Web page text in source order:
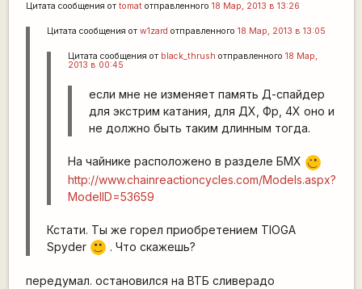
Цитата сообщения от tomatотправленного 18 Мар, 2013 в 13:26
Цитата сообщения от w1zard отправленного 18 Мар, 2013 в 13:05
Цитата сообщения от black_thrush отправленного 18 Мар,
2013 в 00:45
если мне не изменяет память Д-спайдер
для экстрим катания, для ДХ, Фр, 4Х оно и
не должно быть таким длинным тогда.
На чайнике расположено в разделе БМХ
;)
http://www.chainreactioncycles.com/Models.aspx?
ModelID=53659
Кстати. Ты же горел приобретением TIOGA
Spyder :) . Что скажешь?
передумал. остановился на ВТБ сливерадо